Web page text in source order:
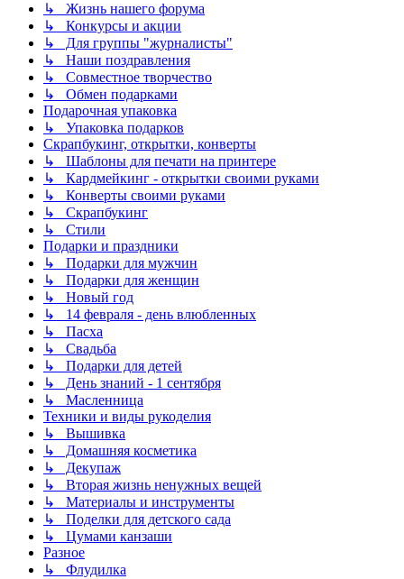
↳ Жизнь нашего форума
↳ Конкурсы и акции
↳ Для группы "журналисты"
↳ Наши поздравления
↳ Совместное творчество
↳ Обмен подарками
Подарочная упаковка
↳ Упаковка подарков
Скрапбукинг, открытки, конверты
↳ Шаблоны для печати на принтере
↳ Кардмейкинг - открытки своими руками
↳ Конверты своими руками
↳ Скрапбукинг
↳ Стили
Подарки и праздники
↳ Подарки для мужчин
↳ Подарки для женщин
↳ Новый год
↳ 14 февраля - день влюбленных
↳ Пасха
↳ Свадьба
↳ Подарки для детей
↳ День знаний - 1 сентября
↳ Масленница
Техники и виды рукоделия
↳ Вышивка
↳ Домашняя косметика
↳ Декупаж
↳ Вторая жизнь ненужных вещей
↳ Материалы и инструменты
↳ Поделки для детского сада
↳ Цумами канзаши
Разное
↳ Флудилка